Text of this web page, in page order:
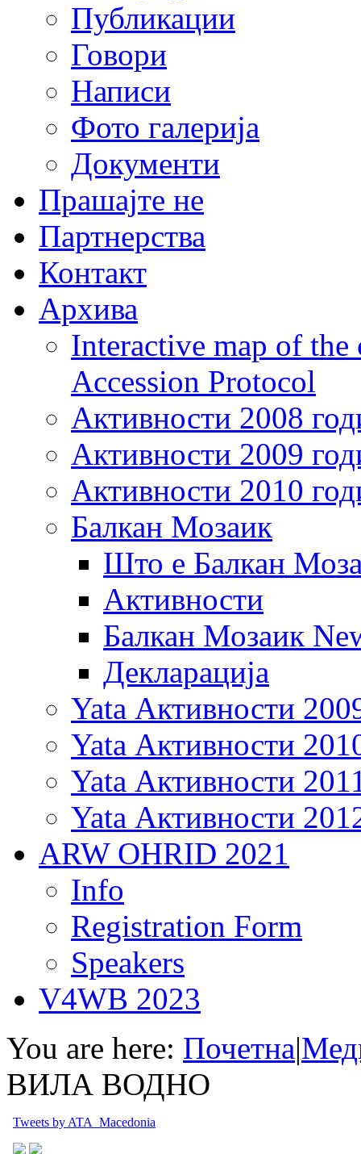
Публикации
Говори
Написи
Фото галерија
Документи
Прашајте не
Партнерства
Контакт
Архива
Interactive map of
Accession Protocol
Активности 2008
Активности 2009
Активности 2010
Балкан Мозаик
Што е Балкан
Активности
Балкан Мозаик
Декларација
Yata Активности
Yata Активности
Yata Активности
Yata Активности
ARW OHRID 2021
Info
Registration Form
Speakers
V4WB 2023
You are here: Почетна|
ВИЛА ВОДНО
Tweets by ATA_Macedonia